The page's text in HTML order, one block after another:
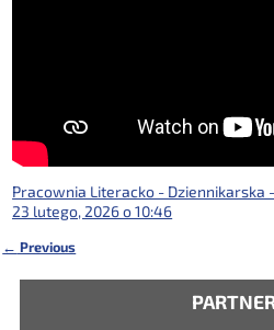
Pracownia Literacko - Dziennikarska
23 lutego, 2026 o 10:46
← Previous